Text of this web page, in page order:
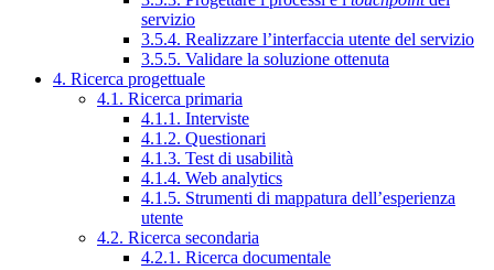
servizio
3.5.4. Realizzare l’interfaccia utente del servizio
3.5.5. Validare la soluzione ottenuta
4. Ricerca progettuale
4.1. Ricerca primaria
4.1.1. Interviste
4.1.2. Questionari
4.1.3. Test di usabilità
4.1.4. Web analytics
4.1.5. Strumenti di mappatura dell’esperienza
utente
4.2. Ricerca secondaria
4.2.1. Ricerca documentale